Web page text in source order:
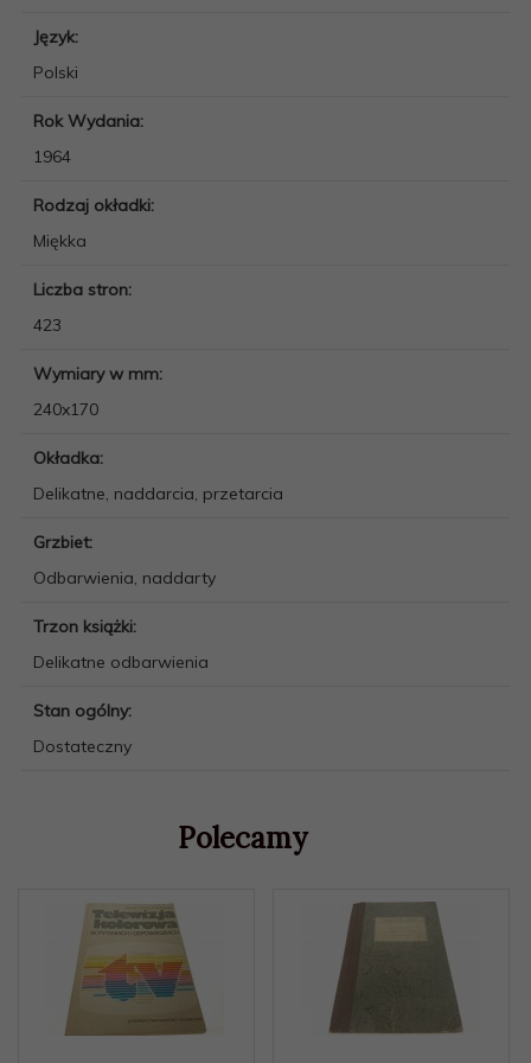
Język:
Polski
Rok Wydania:
1964
Rodzaj okładki:
Miękka
Liczba stron:
423
Wymiary w mm:
240x170
Okładka:
Delikatne, naddarcia, przetarcia
Grzbiet:
Odbarwienia, naddarty
Trzon książki:
Delikatne odbarwienia
Stan ogólny:
Dostateczny
Polecamy